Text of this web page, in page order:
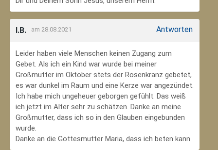
I.B. am 28.08.2021 Antworten
Leider haben viele Menschen keinen Zugang zum
Gebet. Als ich ein Kind war wurde bei meiner
Großmutter im Oktober stets der Rosenkranz gebetet,
es war dunkel im Raum und eine Kerze war angezündet.
Ich habe mich ungeheuer geborgen gefühlt. Das weiß
ich jetzt im Alter sehr zu schätzen. Danke an meine
Großmutter, dass ich so in den Glauben eingebunden
wurde.
Danke an die Gottesmutter Maria, dass ich beten kann.